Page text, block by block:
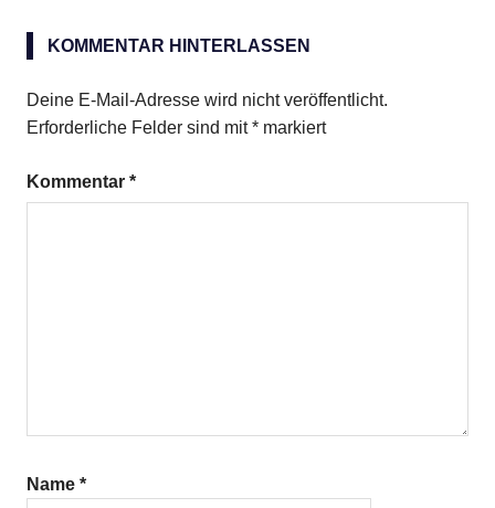
Noriblätter
Power-
Mix
Sojasauce
KOMMENTAR HINTERLASSEN
Deine E-Mail-Adresse wird nicht veröffentlicht.
Erforderliche Felder sind mit* markiert
Kommentar *
Name *